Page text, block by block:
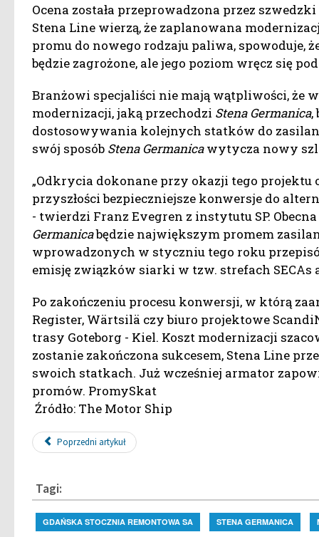
Ocena została przeprowadzona przez
Stena Line wierzą, że zaplanowana
promu do nowego rodzaju paliwa, spowoduje,
będzie zagrożone, ale jego poziom wręcz się
Branżowi specjaliści nie mają wątpliwości, że
modernizacji, jaką przechodzi Stena Germanica,
dostosowywania kolejnych statków do
swój sposób Stena Germanicawytycza nowy
„Odkrycia dokonane przy okazji tego
przyszłości bezpieczniejsze konwersje do
- twierdzi Franz Evegren z instytutu SP.
Germanicabędzie największym promem
wprowadzonych w styczniu tego roku
emisję związków siarki w tzw. strefach SECAs
Po zakończeniu procesu konwersji, w którą
Register, Wärtsilä czy biuro projektowe
trasy Goteborg - Kiel. Koszt modernizacji
zostanie zakończona sukcesem, Stena Line
swoich statkach. Już wcześniej armator
promów. PromySkat
Źródło: The Motor Ship
Poprzedni artykuł
Tagi:
GDAŃSKA STOCZNIA REMONTOWA SA STENA GERMANICA